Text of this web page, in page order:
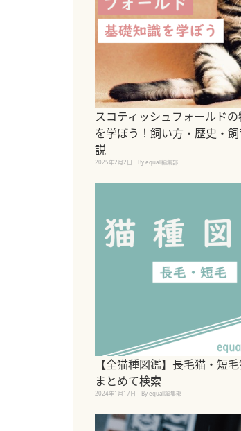
スコティッシュフォールド
を学ぼう！飼い方・歴史・
説
2025年2月2日 By equall編集部
【全猫種図鑑】長毛猫・短
まとめて検索
2024年1月17日 By equall編集部